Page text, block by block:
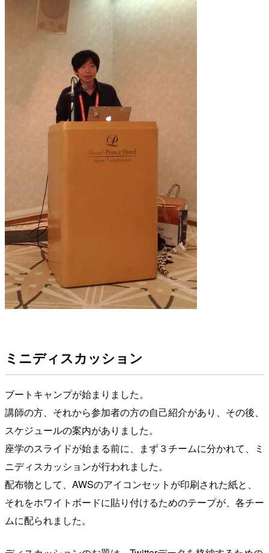
ミニディスカッション
ブートキャンプが始まりました。
講師の方、それから参加者の方の自己紹介があり、その後、
スケジュールの案内がありました。
座学のスライドが始まる前に、まず３チームに分かれて、ミ
ニディスカッションが行われました。
配布物として、AWSのアイコンセットが印刷された紙と、
それをホワイトボードに貼り付けるためのテープが、各チー
ムに配られました。